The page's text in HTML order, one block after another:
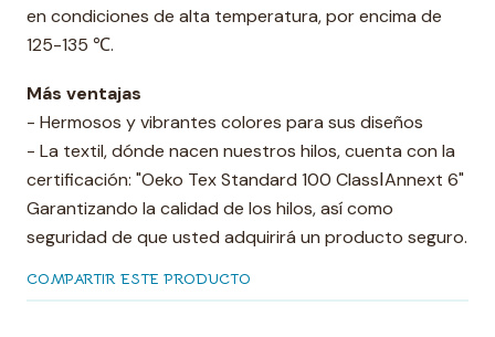
en condiciones de alta temperatura, por encima de
125-135 ℃.
Más ventajas
- Hermosos y vibrantes colores para sus diseños
- La textil, dónde nacen nuestros hilos, cuenta con la
certificación: "Oeko Tex Standard 100 ClassⅠAnnext 6"
Garantizando la calidad de los hilos, así como
seguridad de que usted adquirirá un producto seguro.
COMPARTIR ESTE PRODUCTO